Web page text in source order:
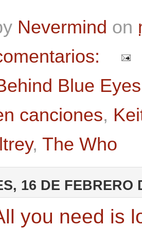
Nevermind on
Blue Eyes
canciones,
, The Who
16 DE FEBRERO
you need is